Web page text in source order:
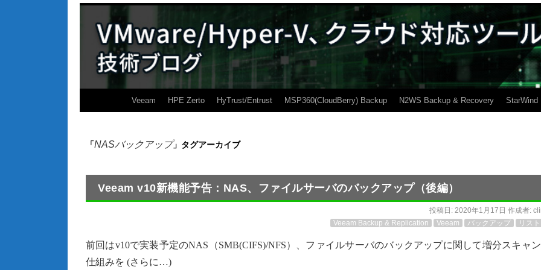
Veeam HPE Zerto HyTrust/Entrust MSP360(CloudBerry) Backup N2WS Backup & Recovery StarWind
「NASバックアップ」タグアーカイブ
Veeam v10新機能予告：NAS、ファイルサーバのバックアップ（後編）
投稿日: 2020年1月17日 作成者:
Veeam Backup & Replication
Veeam バックアップ リス
前回はv10で実装予定のNAS（SMB(CIFS)/NFS）、ファイルサーバのバックアップに関して増分スキャ
仕組みを (さらに…)